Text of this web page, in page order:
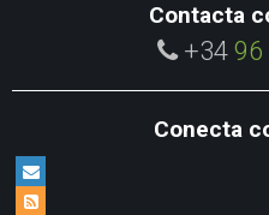
Contacta
+34 96
Conecta